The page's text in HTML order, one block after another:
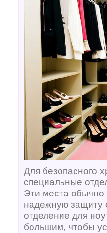
Для безопасного
специальные
Эти места обычно
надежную защиту
отделение для
большим, чтобы